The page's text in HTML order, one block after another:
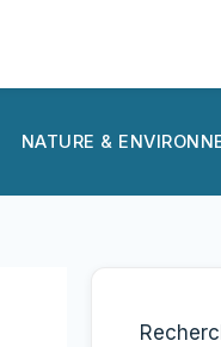
NATURE &